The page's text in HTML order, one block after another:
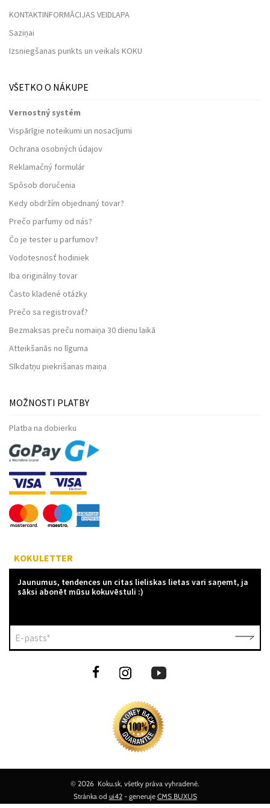
KONTAKTINFORMĀCIJAS VEIDLAPA
Saziņai
Izsniegšanas punkts un veikals KOKU
VŠETKO O NÁKUPE
Vernostný systém
Vispārīgie noteikumi un nosacījumi
Ochrana osobných údajov
Reklamačný formulár
Spôsob doručenia
Kedy obdržím objednaný tovar?
Prečo parfumy od nás?
Čo je tester u parfumov?
Vodotesnosť hodiniek
Iba originálny tovar
Často kladené otázky
Prečo sa registrovať?
Bezmaksas preču nomaiņa 30 dienu laikā
Atteikšanās no līguma
Sīkdatņu piekrišanas maiņa
MOŽNOSTI PLATBY
Platba na dobierku
KOKULETTER
Jaunumus, tendences un citas lieliskas lietas vari saņemt, ja
sāksi abonēt mūsu kokuvēstuli :)
E-pasts*
© 2026 Koku.sk, všetky práva vyhradené.
Stránka od ui42- generuje CMS BUXUS